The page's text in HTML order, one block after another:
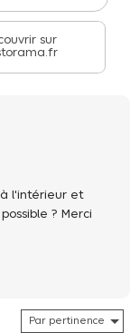
sur
l'intérieur et
? Merci